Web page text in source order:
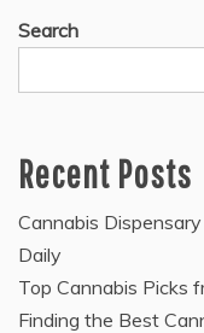
Search
Recent Posts
Cannabis
Daily
Top Cannabis Picks
Finding the Best